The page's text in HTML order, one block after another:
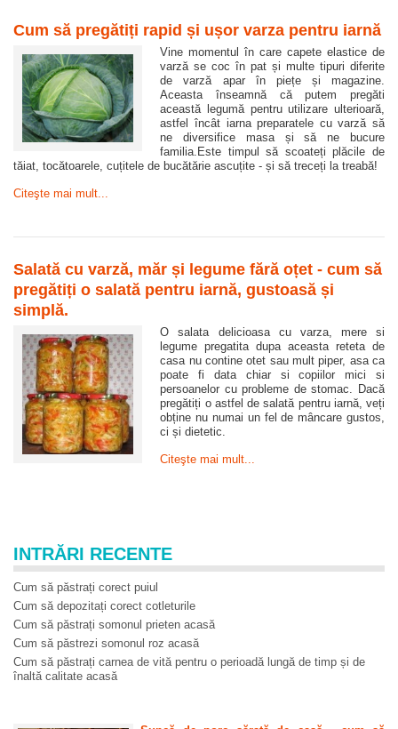
Cum să pregătiți rapid și ușor varza pentru iarnă
Vine momentul în care capete elastice de
varză se coc în pat și multe tipuri diferite
de varză apar în piețe și magazine.
Aceasta înseamnă că putem pregăti
această legumă pentru utilizare ulterioară,
astfel încât iarna preparatele cu varză să
ne diversifice masa și să ne bucure
familia.Este timpul să scoateți plăcile de
tăiat, tocătoarele, cuțitele de bucătărie ascuțite - și să treceți la treabă!
Citeşte mai mult...
Salată cu varză, măr și legume fără oțet - cum să
pregătiți o salată pentru iarnă, gustoasă și
simplă.
O salata delicioasa cu varza, mere si
legume pregatita dupa aceasta reteta de
casa nu contine otet sau mult piper, asa ca
poate fi data chiar si copiilor mici si
persoanelor cu probleme de stomac. Dacă
pregătiți o astfel de salată pentru iarnă, veți
obține nu numai un fel de mâncare gustos,
ci și dietetic.
Citeşte mai mult...
INTRĂRI RECENTE
Cum să păstrați corect puiul
Cum să depozitați corect cotleturile
Cum să păstrați somonul prieten acasă
Cum să păstrezi somonul roz acasă
Cum să păstrați carnea de vită pentru o perioadă lungă de timp și de
înaltă calitate acasă